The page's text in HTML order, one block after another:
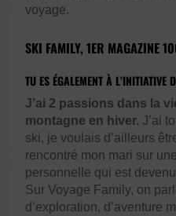
voyage.
SKI FAMILY, 1ER MAGAZINE
TU ES ÉGALEMENT À L’INITIATIVE
J’ai 2 passions dans la
montagne en hiver. J’ai
ski, je voulais d’ailleurs
rencontré mon mari sur
personnelle qui est
Sur Voyage Family, on
d’exploration, d’aventure